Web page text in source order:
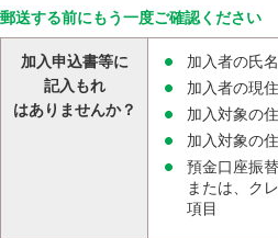
郵送する前にもう一度ご確認ください
加入申込書等に
記入もれ
はありませんか？
加入者の氏
加入者の現
加入対象の
加入対象の
預金口座振
または、ク
項目